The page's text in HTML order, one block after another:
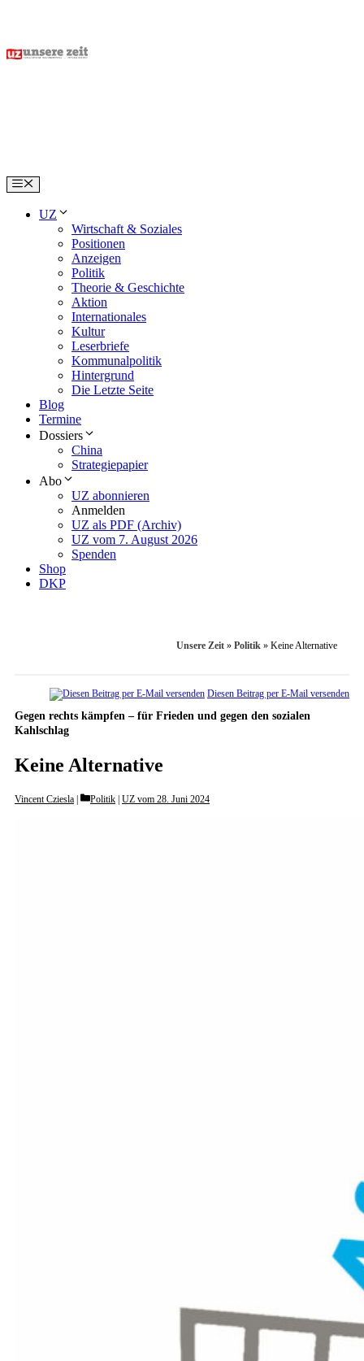
content
Menu
UZ
Wirtschaft & Soziales
Positionen
Anzeigen
Politik
Theorie & Geschichte
Aktion
Internationales
Kultur
Leserbriefe
Kommunalpolitik
Hintergrund
Die Letzte Seite
Blog
Termine
Dossiers
China
Strategiepapier
Abo
UZ abonnieren
Anmelden
UZ als PDF (Archiv)
UZ vom 7. August 2026
Spenden
Shop
DKP
Unsere Zeit » Politik » Keine Alternative
Diesen Beitrag per E-Mail versenden
Gegen rechts kämpfen – für Frieden und gegen den sozialen
Kahlschlag
Keine Alternative
Vincent Cziesla Categories
Politik UZ vom 28. Juni 2024